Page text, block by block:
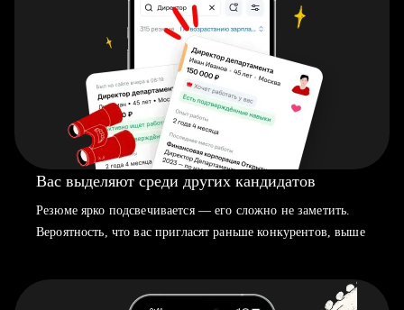
Вас выделяют среди других кандидатов
Резюме ярко подсвечивается — его сложно не заметить.
Вероятность, что вас пригласят раньше конкурентов, выше